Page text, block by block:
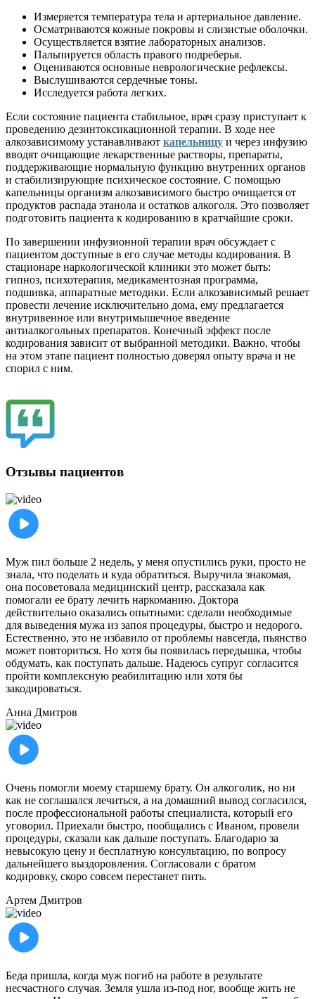
Измеряется температура тела и артериальное давление.
Осматриваются кожные покровы и слизистые оболочки.
Осуществляется взятие лабораторных анализов.
Пальпируется область правого подреберья.
Оцениваются основные неврологические рефлексы.
Выслушиваются сердечные тоны.
Исследуется работа легких.
Если состояние пациента стабильное, врач сразу приступает к
проведению дезинтоксикационной терапии. В ходе нее
алкозависимому устанавливают капельницу и через инфузию
вводят очищающие лекарственные растворы, препараты,
поддерживающие нормальную функцию внутренних органов
и стабилизирующие психическое состояние. С помощью
капельницы организм алкозависимого быстро очищается от
продуктов распада этанола и остатков алкоголя. Это позволяет
подготовить пациента к кодированию в кратчайшие сроки.
По завершении инфузионной терапии врач обсуждает с
пациентом доступные в его случае методы кодирования. В
стационаре наркологической клиники это может быть:
гипноз, психотерапия, медикаментозная программа,
подшивка, аппаратные методики. Если алкозависимый решает
провести лечение исключительно дома, ему предлагается
внутривенное или внутримышечное введение
антиалкогольных препаратов. Конечный эффект после
кодирования зависит от выбранной методики. Важно, чтобы
на этом этапе пациент полностью доверял опыту врача и не
спорил с ним.
Отзывы пациентов
Муж пил больше 2 недель, у меня опустились руки, просто не
знала, что поделать и куда обратиться. Выручила знакомая,
она посоветовала медицинский центр, рассказала как
помогали ее брату лечить наркоманию. Доктора
действительно оказались опытными: сделали необходимые
для выведения мужа из запоя процедуры, быстро и недорого.
Естественно, это не избавило от проблемы навсегда, пьянство
может повториться. Но хотя бы появилась передышка, чтобы
обдумать, как поступать дальше. Надеюсь супруг согласится
пройти комплексную реабилитацию или хотя бы
закодироваться.
Анна Дмитров
Очень помогли моему старшему брату. Он алкоголик, но ни
как не соглашался лечиться, а на домашний вывод согласился,
после профессиональной работы специалиста, который его
уговорил. Приехали быстро, пообщались с Иваном, провели
процедуры, сказали как дальше поступать. Благодарю за
невысокую цену и бесплатную консультацию, по вопросу
дальнейшего выздоровления. Согласовали с братом
кодировку, скоро совсем перестанет пить.
Артем Дмитров
Беда пришла, когда муж погиб на работе в результате
несчастного случая. Земля ушла из-под ног, вообще жить не